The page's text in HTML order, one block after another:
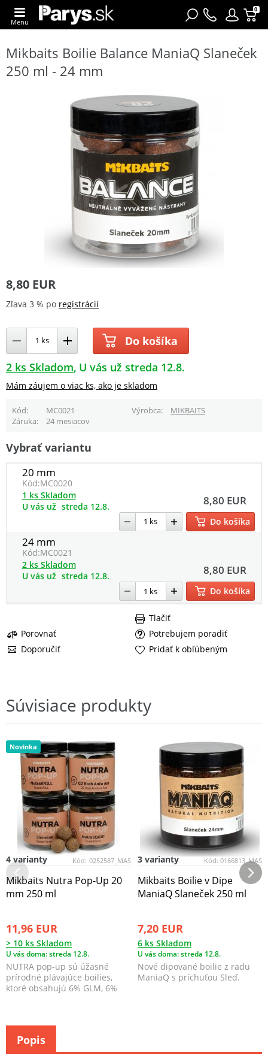
0
Menu
Mikbaits Boilie Balance ManiaQ Slaneček
250 ml - 24 mm
8,80 EUR
Zľava 3 % po registrácii
Do košíka
2 ks Skladom U vás už streda 12.8.
Mám záujem o viac ks, ako je skladom
Kód MC0021 Výrobca
MIKBAITS
Záruka
24 mesiacov
Vybrať variantu
20 mm
Kód:MC0020
8,80 EUR
1 ks Skladom
U vás už streda 12.8.
Do košíka
24 mm
Kód:MC0021
8,80 EUR
2 ks Skladom
U vás už streda 12.8.
Do košíka
Porovnať
Potrebujem poradiť
Doporučiť
Tlačiť
Pridať k obľúbeným
Súvisiace produkty
Novinka
Kód: 0252587_MAS
4 varianty
Mikbaits Nutra Pop-Up 20
mm 250 ml
11,96 EUR
> 10 ks Skladom
U vás doma: streda 12.8.
NUTRA pop-up sú úžasné
prírodné plávajúce boilies,
ktoré obsahujú 6% GLM, 6%
Kód: 0166813_MAS
3 varianty
Mikbaits Boilie v Dipe
ManiaQ Slaneček 250 ml
7,20 EUR
6 ks Skladom
U vás doma: streda 12.8.
Nové dipované boilie z radu
ManiaQ s príchuťou Sleď.
Popis